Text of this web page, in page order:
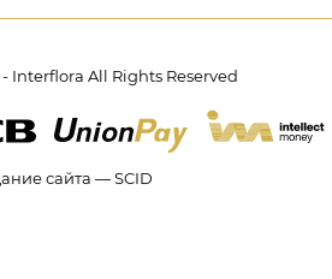
Interflora All Rights Reserved
сайта — SCID